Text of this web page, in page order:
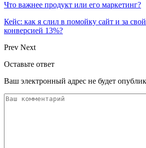
Что важнее продукт или его маркетинг?
Кейс: как я слил в помойку сайт и за
конверсией 13%?
Prev Next
Оставьте ответ
Ваш электронный адрес не будет